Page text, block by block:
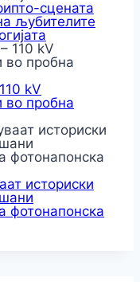
сцената
љубителите
kV
во пробна
историски
фотонапонска